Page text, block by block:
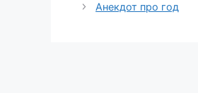
Анекдот про год